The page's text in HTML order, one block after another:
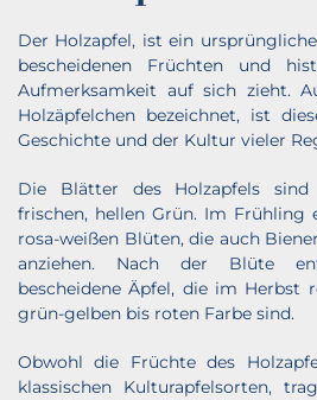
Der Holzapfel, ist ein
bescheidenen Früchten und
Aufmerksamkeit auf sich zieht.
Holzäpfelchen bezeichnet, ist
Geschichte und der Kultur vieler
Die Blätter des Holzapfels
frischen, hellen Grün. Im Frühling
rosa-weißen Blüten, die auch
anziehen. Nach der Blüte
bescheidene Äpfel, die im Herbst
grün-gelben bis roten Farbe sind.
Obwohl die Früchte des
klassischen Kulturapfelsorten,